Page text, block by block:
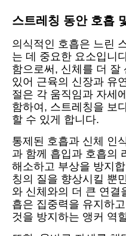
스트레칭 동안 호흡
의식적인 호흡은 느린
는 데 중요한 요소입니
함으로써, 신체를 더 잘
있어 근육의 신장과 유
절은 각 움직임과 자세
함하여, 스트레칭을 보
할 수 있게 합니다.
통제된 호흡과 신체 인
과 함께 흡입과 호흡의
해소하고 부상을 방지
칭의 질을 향상시킬 뿐
와 신체와의 더 큰 연결
흡은 집중력을 유지하
것을 방지하는 앵커 역